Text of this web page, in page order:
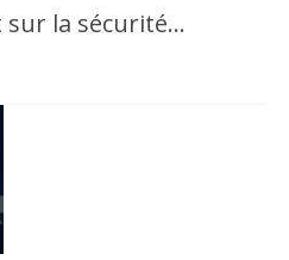
sur la sécurité…